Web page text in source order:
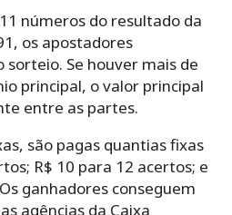
números do resultado da
os apostadores
Se houver mais de
principal, o valor principal
entre as partes.
são pagas quantias fixas
R$ 10 para 12 acertos; e
ganhadores conseguem
agências da Caixa